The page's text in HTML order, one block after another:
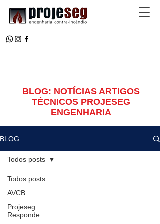
BLOG: NOTÍCIAS ARTIGOS
TÉCNICOS PROJESEG
ENGENHARIA
BLOG
Todos posts
AVCB
Projeseg
Responde
Todos posts